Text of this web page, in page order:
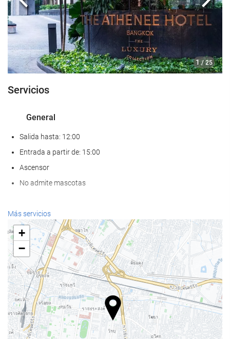
1 / 25
Anterior
Servicios
General
Salida hasta: 12:00
Entrada a partir de: 15:00
Ascensor
No admite mascotas
Bienestar
Spa
Hammam
Sauna
Gimnasio
Comida y bebida
Restaurante a la carta
Bar
Más servicios
+
−